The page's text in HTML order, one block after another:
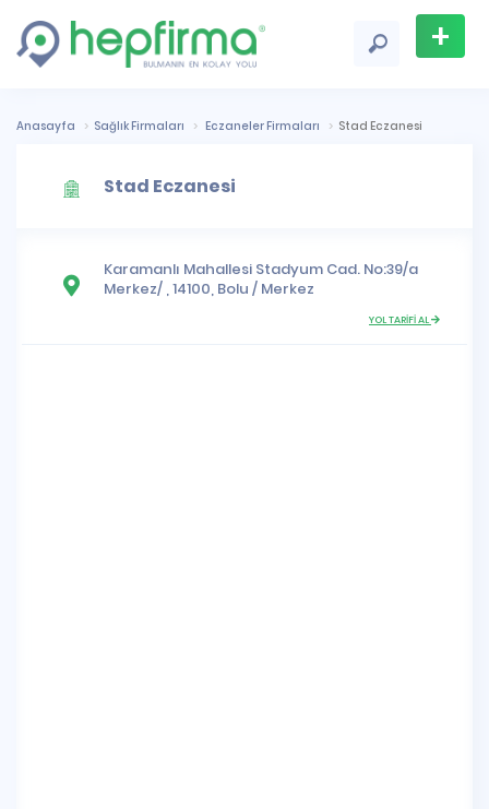
+
Anasayfa Sağlık Firmaları Eczaneler Firmaları Stad Eczanesi
Stad Eczanesi
Karamanlı Mahallesi Stadyum Cad. No:39/a
Merkez/ , 14100, Bolu / Merkez
YOL TARİFİ AL